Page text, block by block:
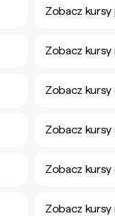
Zobacz kursy
Zobacz kursy
Zobacz kursy
Zobacz kursy
Zobacz kursy
Zobacz kursy